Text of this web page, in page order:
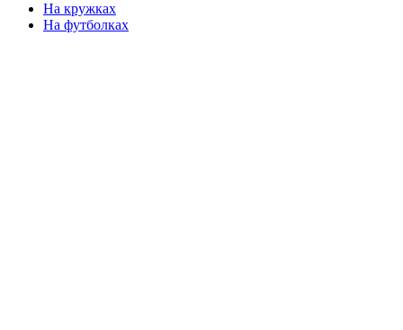
На кружках
На футболках